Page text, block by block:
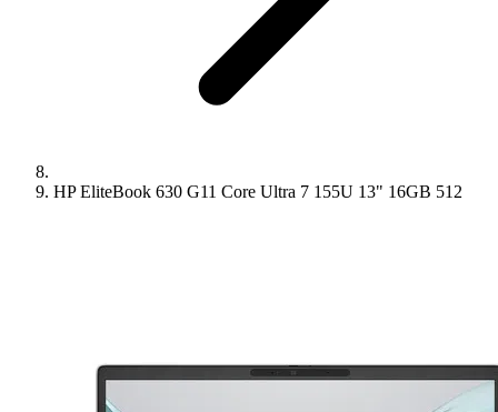
HP EliteBook 630 G11 Core Ultra 7 155U 13" 16GB 512